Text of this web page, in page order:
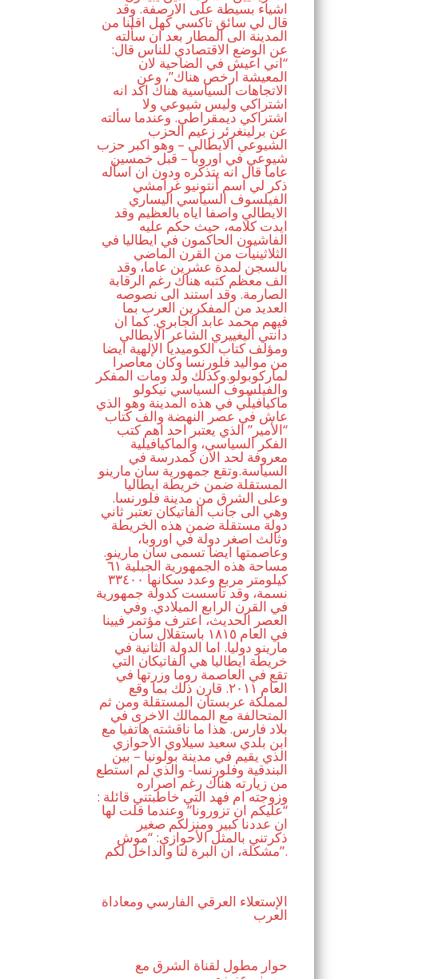
اشياء بسيطة على الارصفة. وقد
قال لي سائق تاكسي كهل اقلنا من
المدينة الى المطار بعد ان سألته
عن الوضع الاقتصادي للناس قال:
“اني اعيش في الضاحية لان
المعيشة ارخص هناك”، وعن
الاتجاهات السياسية هناك اكد انه
اشتراكي وليس شيوعي ولا
اشتراكي ديمقراطي. وعندما سألته
عن برلينغرئر زعيم الحزب
الشيوعي الايطالي – وهو اكبر حزب
شيوعي في اوروبا – قبل خمسين
عاما قال انه يتذكره ودون ان اسأله
ذكر لي اسم أنتونيو غرامشي
الفيلسوف السياسي اليساري
الايطالي واصفا اياه بالعظيم وقد
ايدت كلامه، حيث حكم عليه
الفاشيون الحاكمون في ايطاليا في
الثلاثينيات من القرن الماضي
بالسجن لمدة عشرين عاما، وقد
الف معظم كتبه هناك رغم الرقابة
الصارمة. وقد استند الى نصوصه
العديد من المفكرين العرب بما
فيهم محمد عابد الجابري. كما ان
دانتي أليغييري الشاعر الايطالي
ومؤلف كتاب الكوميديا الإلهية ايضا
من مواليد فلورنسا وكان معاصرا
لماركوبولو.وكذلك ولد ومات المفكر
والفيلسوف السياسي نيكولو
ماكيافيلّي في هذه المدينة وهو الذي
عاش في عصر النهضة والف كتاب
“الأمير” الذي يعتبر احد اهم كتب
الفكر السياسي، والماكيافيلية
معروفة لحد الان كمدرسة في
السياسة.وتقع جمهورية سان مارينو
المستقلة ضمن خريطة ايطاليا
وعلى الشرق من مدينة فلورنسا.
وهي الى جانب الفاتيكان تعتبر ثاني
دولة مستقلة ضمن هذه الخريطة
وثالث اصغر دولة في اوروبا،
وعاصمتها ايضا تسمى سان مارينو.
مساحة هذه الجمهورية الجبلية ٦١
كيلومتر مربع وعدد سكانها ٣٣٤٠٠
نسمة، وقد تأسست كدولة جمهورية
في القرن الرابع الميلادي. وفي
العصر الحديث، اعترف مؤتمر فيينا
في العام ١٨١٥ باستقلال سان
مارينو دوليا. اما الدولة الثانية في
خريطة ايطاليا هي الفاتيكان التي
تقع في العاصمة روما وزرتها في
العام ٢٠١١. قارن ذلك بما وقع
لمملكة عربستان المستقلة ومن ثم
المتحالفة مع الممالك الاخرى في
بلاد فارس. هذا ما ناقشته هاتفيا مع
ابن بلدي سعيد سيلاوي الأحوازي
الذي يقيم في مدينة بولونيا – بين
البندقية وفلورنسا- والذي لم استطع
من زيارته هناك رغم اصراره
وزوجته ام فهد التي خاطبتني قائلة :
“عليكم ان تزورونا” وعندما قلت لها
ان عددنا كبير ومنزلكم صغير
ذكرتني بالمثل الأحوازي: “موش
مشكلة، ان البرة لنا والداخل لكم”.
الإستعلاء العرقي الفارسي ومعاداة
العرب
حوار مطول لقناة الشرق مع